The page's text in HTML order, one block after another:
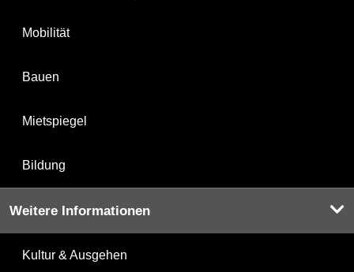
Mobilität
Bauen
Mietspiegel
Bildung
Weitere Informationen
Kultur & Ausgehen